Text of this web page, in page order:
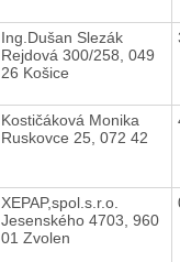
Ing.Dušan Slezák
Rejdová 300/258, 049
26 Košice
Kostičáková Monika
Ruskovce 25, 072 42
XEPAP,spol.s.r.o.
Jesenského 4703, 960
01 Zvolen